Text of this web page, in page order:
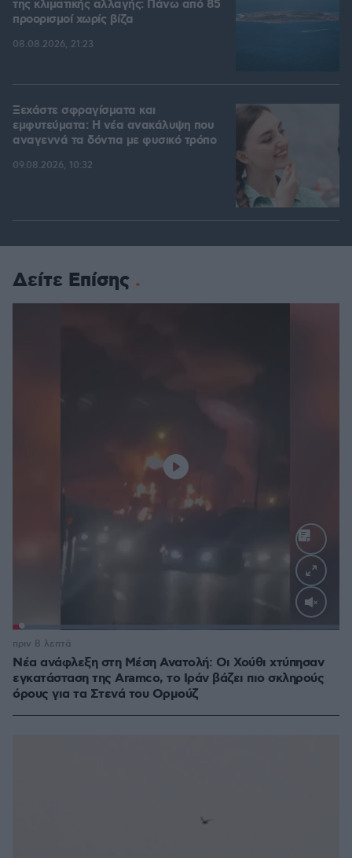
της κλιματικής αλλαγής: Πάνω από 85
προορισμοί χωρίς βίζα
08.08.2026, 21:23
Ξεχάστε σφραγίσματα και
εμφυτεύματα: Η νέα ανακάλυψη που
αναγεννά τα δόντια με φυσικό τρόπο
09.08.2026, 10:32
Δείτε Επίσης
Νέα ανάφλεξη στη Μέση Ανατολή: Οι Χούθι χτύπησαν
εγκατάσταση της Aramco, το Ιράν βάζει πιο σκληρούς
όρους για τα Στενά του Ορμούζ
πριν 8 λεπτά